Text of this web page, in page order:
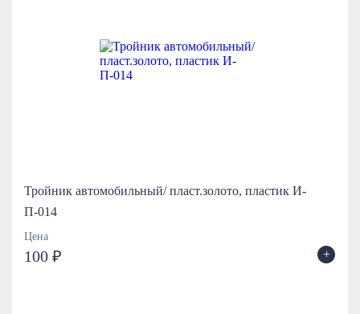
Тройник автомобильный/ пласт.золото, пластик И-
П-014
Цена
100 ₽ +